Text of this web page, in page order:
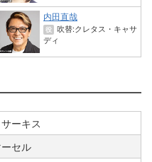
内田直哉
役 吹替:クレタス・キャサ
ディ
ーキス
セル